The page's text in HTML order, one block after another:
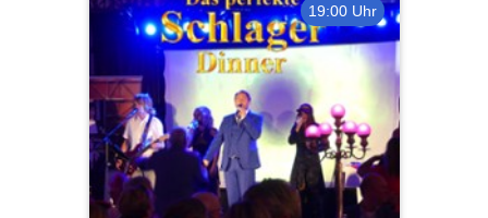
19:00 Uhr